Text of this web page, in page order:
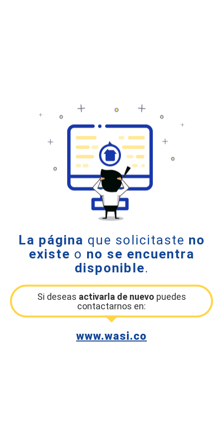
La página que solicitaste no
existe o no se encuentra
disponible.
Si deseas activarla de nuevo puedes
contactarnos en:
www.wasi.co